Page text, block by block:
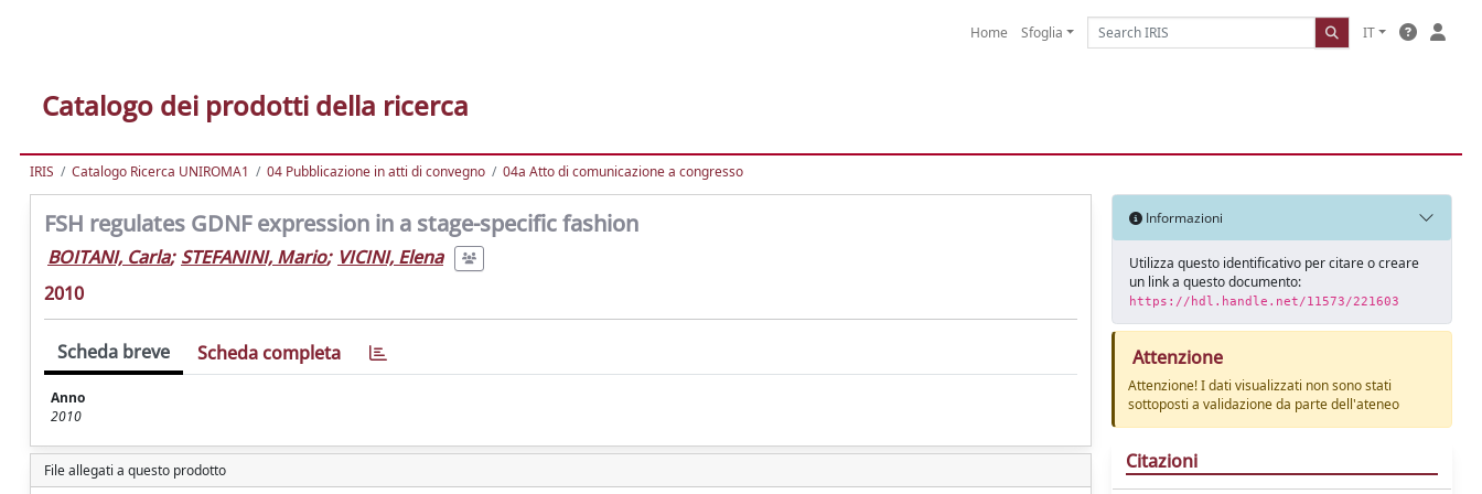
Home Sfoglia IT
Catalogo dei prodotti della ricerca
IRIS Catalogo Ricerca UNIROMA1 04 Pubblicazione in atti di convegno 04a Atto di comunicazione a congresso
FSH regulates GDNF expression in a stage-specific fashion
BOITANI, Carla; STEFANINI, Mario; VICINI, Elena
2010
Scheda breve Scheda completa
Anno
2010
File allegati a questo prodotto
Informazioni
Utilizza questo identificativo per citare o creare
un link a questo documento:
https://hdl.handle.net/11573/221603
Attenzione
Attenzione! I dati visualizzati non sono stati
sottoposti a validazione da parte dell'ateneo
Citazioni